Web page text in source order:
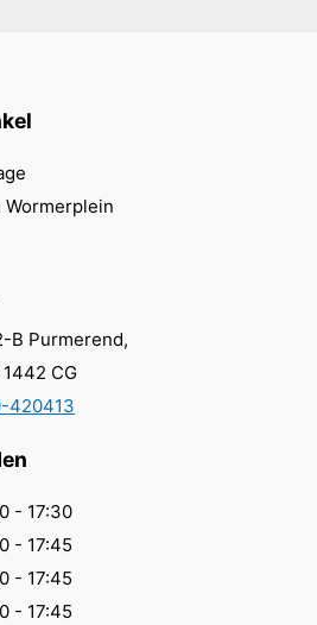
productpagina
B Purmerend,
CG
420413
- 17:30
- 17:45
- 17:45
- 17:45